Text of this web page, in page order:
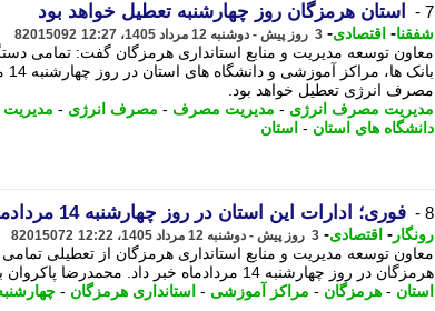
7 - استان هرمزگان روز چهارشنبه تعطیل خواهد بود
شفقنا- اقتصادی- 3 روز پیش - دوشنبه 12 مرداد 1405، 12:27 82015092
معاون توسعه مدیریت و منابع استانداری هرمزگان گفت: تمامی
مصرف انرژی تعطیل خواهد بود.
مدیریت مصرف انرژی - مدیریت مصرف - مصرف انرژی - مدیریت
دانشگاه های استان - استان
8 - فوری؛ ادارات این استان در روز چهارشنبه 14 مردادماه تعطیل شد
رونگار - اقتصادی- 3 روز پیش - دوشنبه 12 مرداد 1405، 12:22 82015072
معاون توسعه مدیریت و منابع استانداری هرمزگان از تعطیلی
هرمزگان در روز چهارشنبه 14 مردادماه خبر داد. محمدرضا پاکروان با اشاره به ...
استان - هرمزگان - مراکز آموزشی - استانداری هرمزگان -